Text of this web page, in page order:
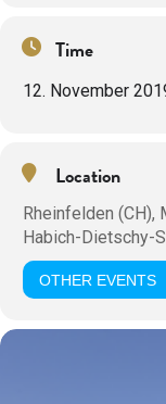
Time
12. November
Location
Rheinfelden (CH),
Habich-Dietschy-
OTHER EVENTS